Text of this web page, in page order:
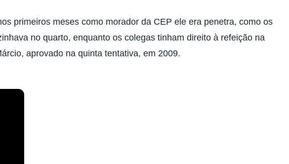
primeiros meses como morador da CEP ele era penetra, como os
no quarto, enquanto os colegas tinham direito à refeição na
aprovado na quinta tentativa, em 2009.